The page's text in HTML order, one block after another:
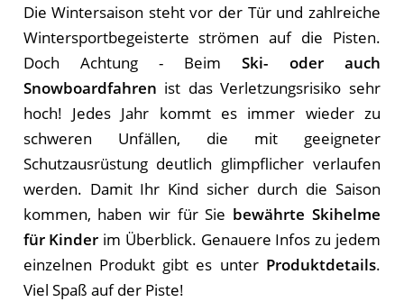
Die Wintersaison steht vor der Tür und zahlreiche
Wintersportbegeisterte strömen auf die Pisten.
Doch Achtung - BeimSki- oder auch
Snowboardfahren ist das Verletzungsrisiko sehr
hoch! Jedes Jahr kommt es immer wieder zu
schweren Unfällen, die mit geeigneter
Schutzausrüstung deutlich glimpflicher verlaufen
werden. Damit Ihr Kind sicher durch die Saison
kommen, haben wir für Sie bewährte Skihelme
für Kinder im Überblick. Genauere Infos zu jedem
einzelnen Produkt gibt es unter Produktdetails.
Viel Spaß auf der Piste!